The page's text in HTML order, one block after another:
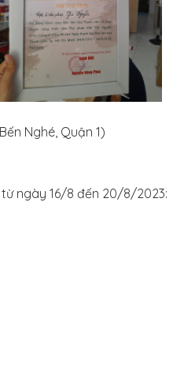
Nghé, Quận 1)
ngày 16/8 đến 20/8/2023: